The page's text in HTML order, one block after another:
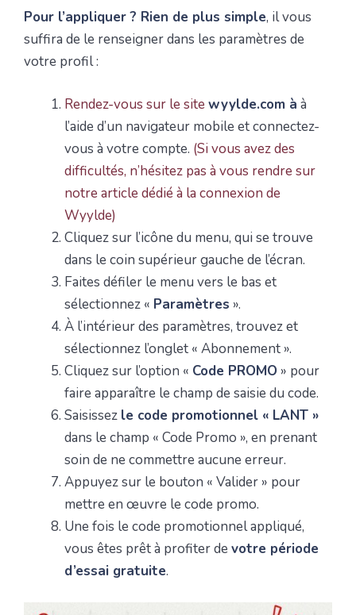
Pour l’appliquer ? Rien de plus simple, il vous
suffira de le renseigner dans les paramètres de
votre profil :
Rendez-vous sur le site wyylde.com à à
l’aide d’un navigateur mobile et connectez-
vous à votre compte. (Si vous avez des
difficultés, n’hésitez pas à vous rendre sur
notre article dédié à la connexion de
Wyylde)
Cliquez sur l’icône du menu, qui se trouve
dans le coin supérieur gauche de l’écran.
Faites défiler le menu vers le bas et
sélectionnez « Paramètres ».
À l’intérieur des paramètres, trouvez et
sélectionnez l’onglet « Abonnement ».
Cliquez sur l’option « Code PROMO » pour
faire apparaître le champ de saisie du code.
Saisissez le code promotionnel « LANT »
dans le champ « Code Promo », en prenant
soin de ne commettre aucune erreur.
Appuyez sur le bouton « Valider » pour
mettre en œuvre le code promo.
Une fois le code promotionnel appliqué,
vous êtes prêt à profiter de votre période
d’essai gratuite.